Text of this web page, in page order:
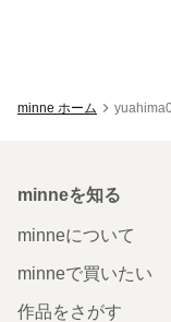
minne ホーム
minneを知る
minneについて
minneで買いたい
作品をさがす